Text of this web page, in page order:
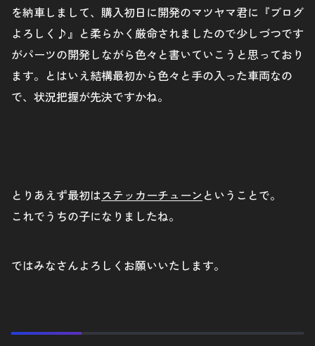
を納車しまして、購入初日に開発のマツヤマ君に『ブログ
よろしく♪』と柔らかく厳命されましたので少しづつです
がパーツの開発しながら色々と書いていこうと思っており
ます。とはいえ結構最初から色々と手の入った車両なの
で、状況把握が先決ですかね。
とりあえず最初はステッカーチューン ということで。
これでうちの子になりましたね。
ではみなさんよろしくお願いいたします。